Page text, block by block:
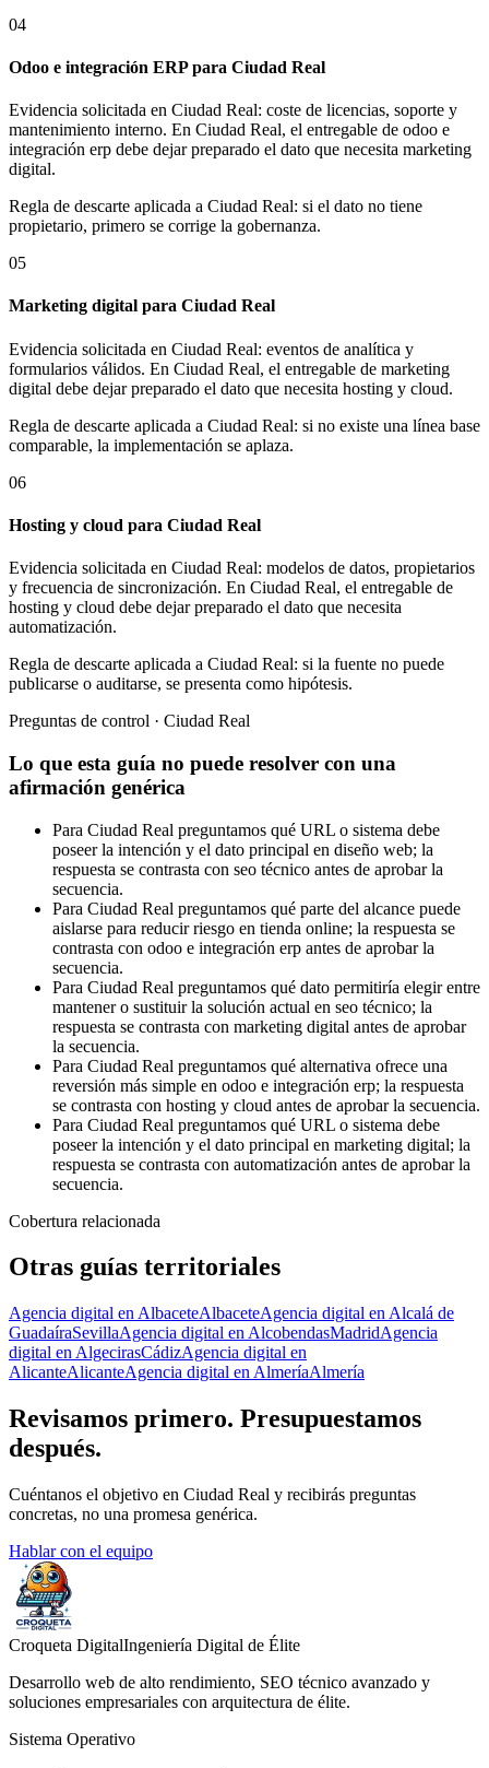
04
Odoo e integración ERP para Ciudad Real
Evidencia solicitada en Ciudad Real: coste de licencias, soporte y
mantenimiento interno. En Ciudad Real, el entregable de odoo e
integración erp debe dejar preparado el dato que necesita marketing
digital.
Regla de descarte aplicada a Ciudad Real: si el dato no tiene
propietario, primero se corrige la gobernanza.
05
Marketing digital para Ciudad Real
Evidencia solicitada en Ciudad Real: eventos de analítica y
formularios válidos. En Ciudad Real, el entregable de marketing
digital debe dejar preparado el dato que necesita hosting y cloud.
Regla de descarte aplicada a Ciudad Real: si no existe una línea base
comparable, la implementación se aplaza.
06
Hosting y cloud para Ciudad Real
Evidencia solicitada en Ciudad Real: modelos de datos, propietarios
y frecuencia de sincronización. En Ciudad Real, el entregable de
hosting y cloud debe dejar preparado el dato que necesita
automatización.
Regla de descarte aplicada a Ciudad Real: si la fuente no puede
publicarse o auditarse, se presenta como hipótesis.
Preguntas de control · Ciudad Real
Lo que esta guía no puede resolver con una
afirmación genérica
Para Ciudad Real preguntamos qué URL o sistema debe
poseer la intención y el dato principal en diseño web; la
respuesta se contrasta con seo técnico antes de aprobar la
secuencia.
Para Ciudad Real preguntamos qué parte del alcance puede
aislarse para reducir riesgo en tienda online; la respuesta se
contrasta con odoo e integración erp antes de aprobar la
secuencia.
Para Ciudad Real preguntamos qué dato permitiría elegir entre
mantener o sustituir la solución actual en seo técnico; la
respuesta se contrasta con marketing digital antes de aprobar
la secuencia.
Para Ciudad Real preguntamos qué alternativa ofrece una
reversión más simple en odoo e integración erp; la respuesta
se contrasta con hosting y cloud antes de aprobar la secuencia.
Para Ciudad Real preguntamos qué URL o sistema debe
poseer la intención y el dato principal en marketing digital; la
respuesta se contrasta con automatización antes de aprobar la
secuencia.
Cobertura relacionada
Otras guías territoriales
Agencia digital en AlbaceteAlbaceteAgencia digital en Alcalá de
GuadaíraSevillaAgencia digital en AlcobendasMadridAgencia
digital en AlgecirasCádizAgencia digital en
AlicanteAlicanteAgencia digital en AlmeríaAlmería
Revisamos primero. Presupuestamos
después.
Cuéntanos el objetivo en Ciudad Real y recibirás preguntas
concretas, no una promesa genérica.
Hablar con el equipo
Croqueta DigitalIngeniería Digital de Élite
Desarrollo web de alto rendimiento, SEO técnico avanzado y
soluciones empresariales con arquitectura de élite.
Sistema Operativo